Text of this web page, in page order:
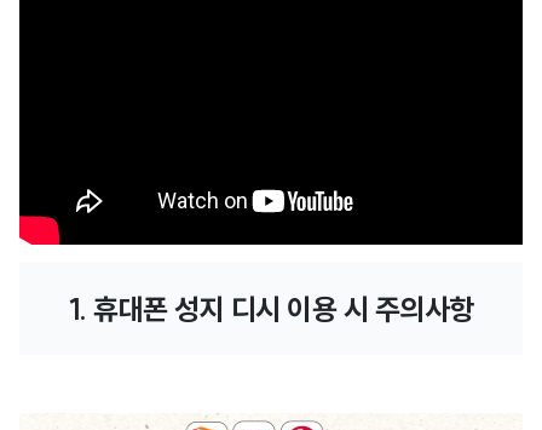
1. 휴대폰 성지 디시 이용 시 주의사항